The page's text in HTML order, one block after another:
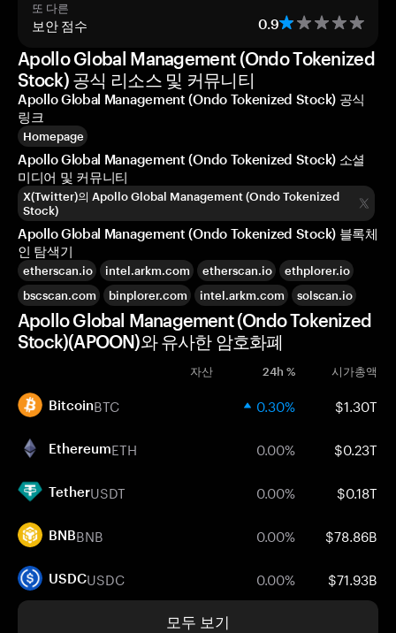
또 다른
보안 점수 0.9
Apollo Global Management (Ondo Tokenized
Stock) 공식 리소스 및 커뮤니티
Apollo Global Management (Ondo Tokenized Stock) 공식
링크
Homepage
Apollo Global Management (Ondo Tokenized Stock) 소셜
미디어 및 커뮤니티
X(Twitter)의 Apollo Global Management (Ondo Tokenized
Stock)
Apollo Global Management (Ondo Tokenized Stock) 블록체
인 탐색기
etherscan.io intel.arkm.com etherscan.io
ethplorer.io
bscscan.com
binplorer.com intel.arkm.com solscan.io
Apollo Global Management (Ondo Tokenized
Stock)(APOON)와 유사한 암호화폐
자산 24h % 시가총액
BitcoinBTC 0.30% $1.30T
EthereumETH 0.00% $0.23T
TetherUSDT 0.00% $0.18T
BNBBNB 0.00% $78.86B
USDCUSDC 0.00% $71.93B
모두 보기